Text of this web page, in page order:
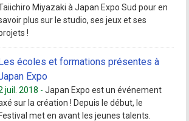
Miyazaki à Japan Expo Sud pour en
plus sur le studio, ses jeux et ses
!
écoles et formations présentes à
Expo
juil. 2018 -Japan Expo est un événement
sur la création ! Depuis le début, le
Festival met en avant les jeunes talents.